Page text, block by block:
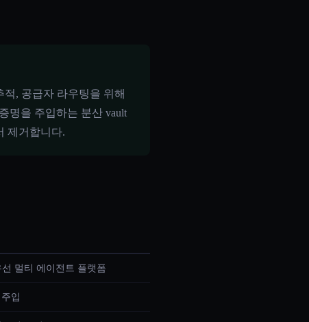
, 공급자 라우팅을 위해
명을 주입하는 분산 vault
제거합니다.
멀티 에이전트 플랫폼
입